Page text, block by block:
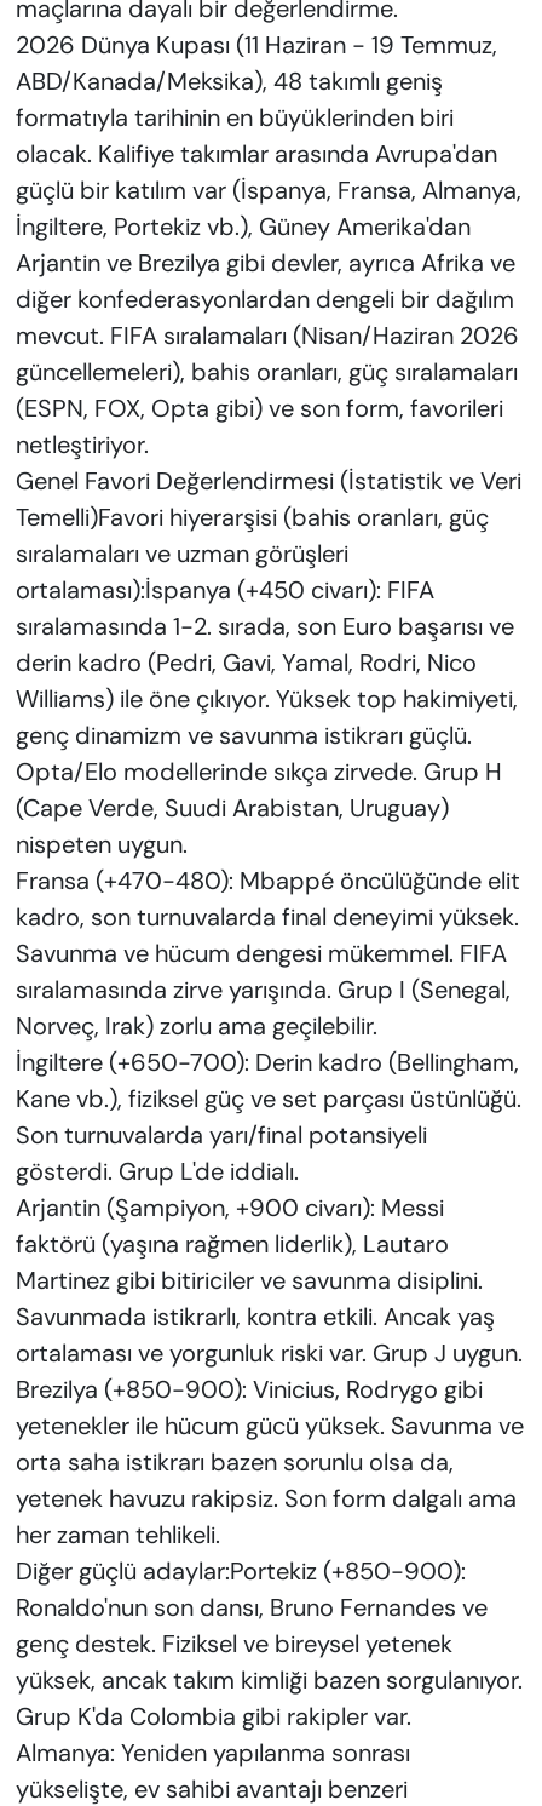
maçlarına dayalı bir değerlendirme.
2026 Dünya Kupası (11 Haziran - 19 Temmuz,
ABD/Kanada/Meksika), 48 takımlı geniş
formatıyla tarihinin en büyüklerinden biri
olacak. Kalifiye takımlar arasında Avrupa'dan
güçlü bir katılım var (İspanya, Fransa, Almanya,
İngiltere, Portekiz vb.), Güney Amerika'dan
Arjantin ve Brezilya gibi devler, ayrıca Afrika ve
diğer konfederasyonlardan dengeli bir dağılım
mevcut. FIFA sıralamaları (Nisan/Haziran 2026
güncellemeleri), bahis oranları, güç sıralamaları
(ESPN, FOX, Opta gibi) ve son form, favorileri
netleştiriyor.
Genel Favori Değerlendirmesi (İstatistik ve Veri
Temelli)Favori hiyerarşisi (bahis oranları, güç
sıralamaları ve uzman görüşleri
ortalaması):İspanya (+450 civarı): FIFA
sıralamasında 1-2. sırada, son Euro başarısı ve
derin kadro (Pedri, Gavi, Yamal, Rodri, Nico
Williams) ile öne çıkıyor. Yüksek top hakimiyeti,
genç dinamizm ve savunma istikrarı güçlü.
Opta/Elo modellerinde sıkça zirvede. Grup H
(Cape Verde, Suudi Arabistan, Uruguay)
nispeten uygun.
Fransa (+470-480): Mbappé öncülüğünde elit
kadro, son turnuvalarda final deneyimi yüksek.
Savunma ve hücum dengesi mükemmel. FIFA
sıralamasında zirve yarışında. Grup I (Senegal,
Norveç, Irak) zorlu ama geçilebilir.
İngiltere (+650-700): Derin kadro (Bellingham,
Kane vb.), fiziksel güç ve set parçası üstünlüğü.
Son turnuvalarda yarı/final potansiyeli
gösterdi. Grup L'de iddialı.
Arjantin (Şampiyon, +900 civarı): Messi
faktörü (yaşına rağmen liderlik), Lautaro
Martinez gibi bitiriciler ve savunma disiplini.
Savunmada istikrarlı, kontra etkili. Ancak yaş
ortalaması ve yorgunluk riski var. Grup J uygun.
Brezilya (+850-900): Vinicius, Rodrygo gibi
yetenekler ile hücum gücü yüksek. Savunma ve
orta saha istikrarı bazen sorunlu olsa da,
yetenek havuzu rakipsiz. Son form dalgalı ama
her zaman tehlikeli.
Diğer güçlü adaylar:Portekiz (+850-900):
Ronaldo'nun son dansı, Bruno Fernandes ve
genç destek. Fiziksel ve bireysel yetenek
yüksek, ancak takım kimliği bazen sorgulanıyor.
Grup K'da Colombia gibi rakipler var.
Almanya: Yeniden yapılanma sonrası
yükselişte, ev sahibi avantajı benzeri
KADIN
SAĞLIK
SPOR
KÜLTÜR-SANAT
MAGAZİN
YAZAR KÖŞESİ
SİYASET
VAN VE DİYARBAKIR HABERLERİ